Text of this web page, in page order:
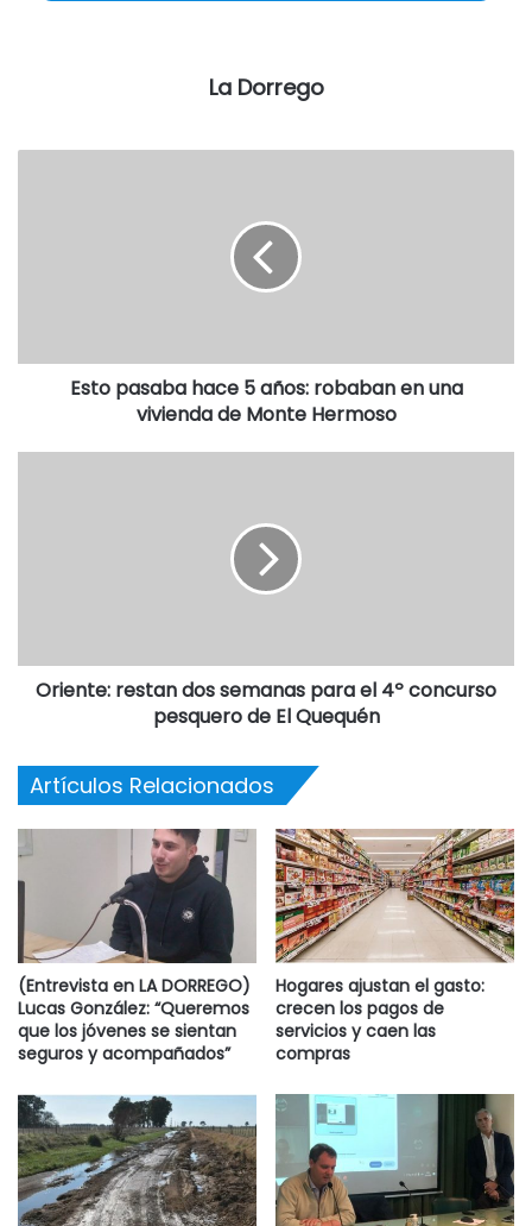
La Dorrego
Esto pasaba hace 5 años: robaban en una
vivienda de Monte Hermoso
Oriente: restan dos semanas para el 4º concurso
pesquero de El Quequén
Artículos Relacionados
(Entrevista en LA DORREGO)
Lucas González: “Queremos
que los jóvenes se sientan
seguros y acompañados”
Hogares ajustan el gasto:
crecen los pagos de
servicios y caen las
compras